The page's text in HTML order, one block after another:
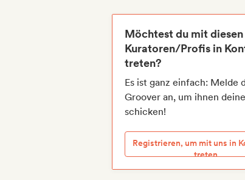
Möchtest du mit diesen
Kuratoren/Profis in
treten?
Es ist ganz einfach: Melde
Groover an, um ihnen
schicken!
Registrieren, um mit uns in
treten